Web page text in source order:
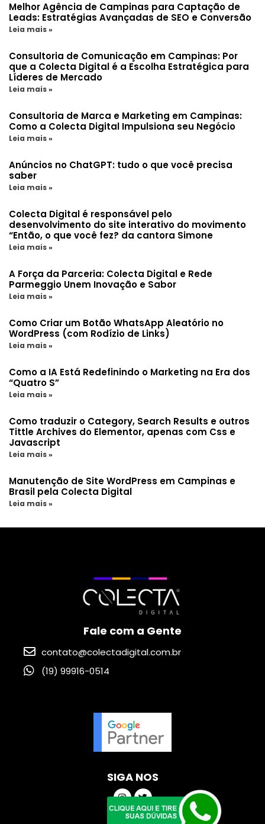
Melhor Agência de Campinas para Captação de
Leads: Estratégias Avançadas de SEO e Conversão
Leia mais »
Consultoria de Comunicação em Campinas: Por
que a Colecta Digital é a Escolha Estratégica para
Líderes de Mercado
Leia mais »
Consultoria de Marca e Marketing em Campinas:
Como a Colecta Digital Impulsiona seu Negócio
Leia mais »
Anúncios no ChatGPT: tudo o que você precisa
saber
Leia mais »
Colecta Digital é responsável pelo
desenvolvimento do site interativo do movimento
“Então, o que você fez? da cantora Simone
Leia mais »
A Força da Parceria: Colecta Digital e Rede
Parmeggio Unem Inovação e Sabor
Leia mais »
Como Criar um Botão WhatsApp Aleatório no
WordPress (com Rodízio de Links)
Leia mais »
Como a IA Está Redefinindo o Marketing na Era dos
“Quatro S”
Leia mais »
Como traduzir o Category, Search Results e outros
Tittle Archives do Elementor, apenas com Css e
Javascript
Leia mais »
Manutenção de Site WordPress em Campinas e
Brasil pela Colecta Digital
Leia mais »
Fale com a Gente
contato@colectadigital.com.br
(19) 99916-0514
SIGA NOS